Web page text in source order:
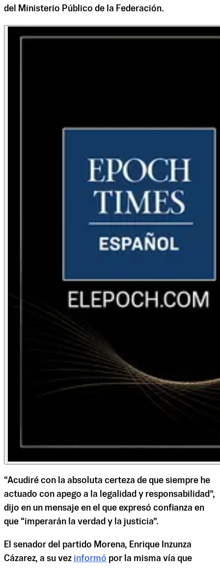
del Ministerio Público de la Federación.
“Acudiré con la absoluta certeza de que siempre he
actuado con apego a la legalidad y responsabilidad”,
dijo en un mensaje en el que expresó confianza en
que “imperarán la verdad y la justicia”.
El senador del partido Morena, Enrique Inzunza
Cázarez, a su vez informó por la misma vía que